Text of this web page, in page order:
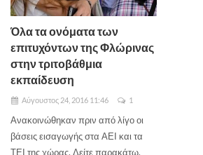
Όλα τα ονόματα των
επιτυχόντων της Φλώρινας
στην τριτοβάθμια
εκπαίδευση
Αύγουστος 24, 2016 11:46 1
Ανακοινώθηκαν πριν από λίγο οι
βάσεις εισαγωγής στα ΑΕΙ και τα
ΤΕΙ της χώρας. Δείτε παρακάτω,